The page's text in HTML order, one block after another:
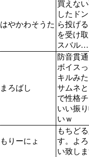
はやかわそうた
買えな
したド
ら投げ
を受け
スバル…
まろばし
防音貫
ボイス
キルみ
サムネ
で性格
いい振
いｗ
もりーにょ
もちど
す。よ
い致し